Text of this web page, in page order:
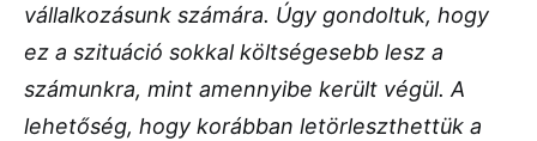
vállalkozásunk számára. Úgy gondoltuk, hogy
ez a szituáció sokkal költségesebb lesz a
számunkra, mint amennyibe került végül. A
lehetőség, hogy korábban letörleszthettük a